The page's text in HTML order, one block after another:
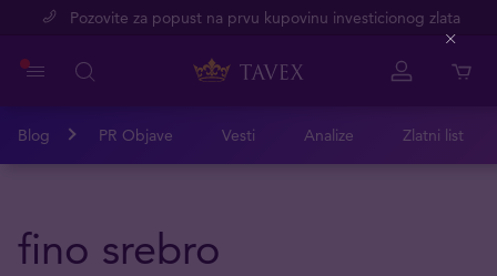
Pozovite za popust na prvu kupovinu investicionog zlata
Blog PR Objave Vesti Analize Zlatni list
fino srebro
Close